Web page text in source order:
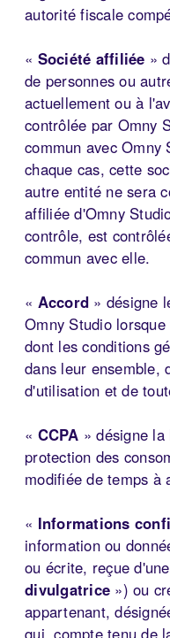
autorité fiscale
« Société affiliée »
de personnes ou
actuellement ou à
contrôlée par Omny
commun avec Omny
chaque cas, cette
autre entité ne sera
affiliée d'Omny
contrôle, est
commun avec elle.
« Accord » désigne
Omny Studio
dont les conditions
dans leur ensemble,
d'utilisation et de
« CCPA » désigne
protection des
modifiée de temps à
« Informations
information ou
ou écrite, reçue
divulgatrice ») ou
appartenant,
qui, compte tenu de